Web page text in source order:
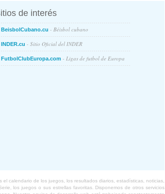
de interés
BeisbolCubano.cu - Béisbol cubano
INDER.cu - Sitio Oficial del INDER
FutbolClubEuropa.com - Ligas de futbol de Europa
calendario de los juegos, los resultados diarios, estadísticas, noticias,
los juegos o sus estrellas favoritas. Disponemos de otros servicios